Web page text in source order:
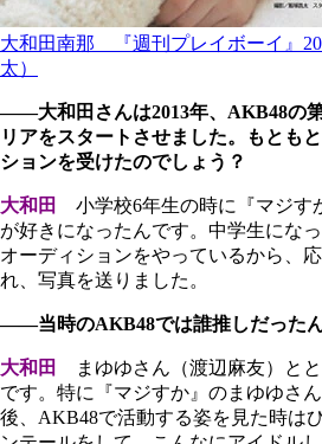
大和田南那 『週刊プレイボーイ』
太）
――大和田さんは2013年、AKB48の
リアをスタートさせました。もとも
ションを受けたのでしょう？
大和田
小学校6年生の時に『マジす
が好きになったんです。中学生にな
オーディションをやっているから、
れ、写真を送りました。
――当時のAKB48では誰推しだった
大和田
まゆゆさん（渡辺麻友）とと
です。特に『マジすか』のまゆゆさ
後、AKB48で活動する姿を見た時は